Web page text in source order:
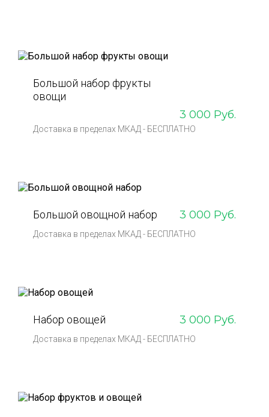
Большой набор фрукты
овощи
3 000 Руб.
Доставка в пределах МКАД - БЕСПЛАТНО
Большой овощной набор 3 000 Руб.
Доставка в пределах МКАД - БЕСПЛАТНО
Набор овощей 3 000 Руб.
Доставка в пределах МКАД - БЕСПЛАТНО